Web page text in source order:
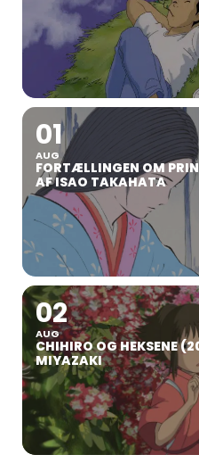
01
AUG
FORTÆLLINGEN OM
AF ISAO TAKAHATA
02
AUG
CHIHIRO OG HEKSENE
MIYAZAKI